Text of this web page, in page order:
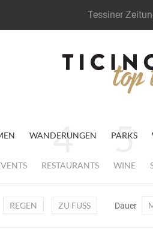
Tessiner
WANDERUNGEN PARKS
RESTAURANTS WINE
REGEN ZU FUSS Dauer